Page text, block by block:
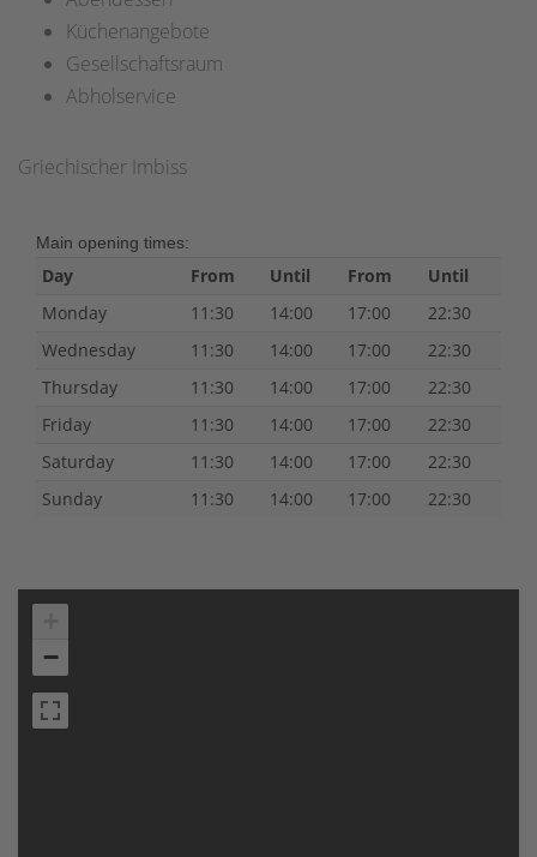
Küchenangebote
Gesellschaftsraum
Abholservice
Griechischer Imbiss
Main opening times:
Day From Until From
Until
Monday
11:30 14:00 17:00
22:30
Wednesday
11:30 14:00 17:00
22:30
Thursday
11:30 14:00 17:00
22:30
Friday
11:30 14:00 17:00
22:30
Saturday
11:30 14:00 17:00
22:30
Sunday
11:30 14:00 17:00 22:30
−